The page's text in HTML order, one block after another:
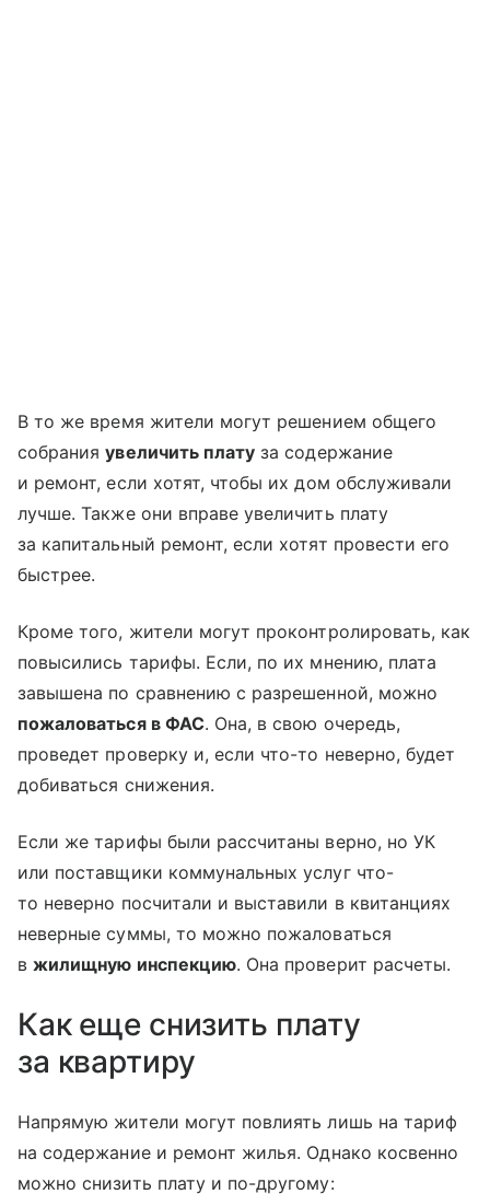
В то же время жители могут решением общего
собранияувеличить плату за содержание
и ремонт, если хотят, чтобы их дом обслуживали
лучше. Также они вправе увеличить плату
за капитальный ремонт, если хотят провести его
быстрее.
Кроме того, жители могут проконтролировать, как
повысились тарифы. Если, по их мнению, плата
завышена по сравнению с разрешенной, можно
пожаловаться в ФАС. Она, в свою очередь,
проведет проверку и, если что-то неверно, будет
добиваться снижения.
Если же тарифы были рассчитаны верно, но УК
или поставщики коммунальных услуг что-
то неверно посчитали и выставили в квитанциях
неверные суммы, то можно пожаловаться
вжилищную инспекцию. Она проверит расчеты.
Как еще снизить плату
за квартиру
Напрямую жители могут повлиять лишь на тариф
на содержание и ремонт жилья. Однако косвенно
можно снизить плату и по-другому: